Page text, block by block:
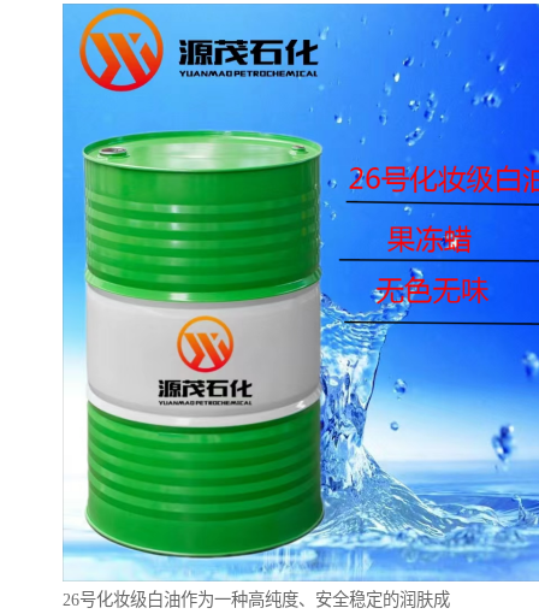
26号化妆级白油作为一种高纯度、安全稳定的润肤成